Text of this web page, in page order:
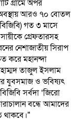
গ্রামে অপর
অবস্থায় আরও ৭০ বোতল
গত ৩ মাসে
গ্রেফতারসহ
নেশাজাতীয় সিরাপ
করে মহানন্দা
তাজুল ইসলাম
যুবসমাজ ও ভবিষ্যৎ
সর্বদা ‘জিরো
বন্ধে আমাদের
থাকবে।"